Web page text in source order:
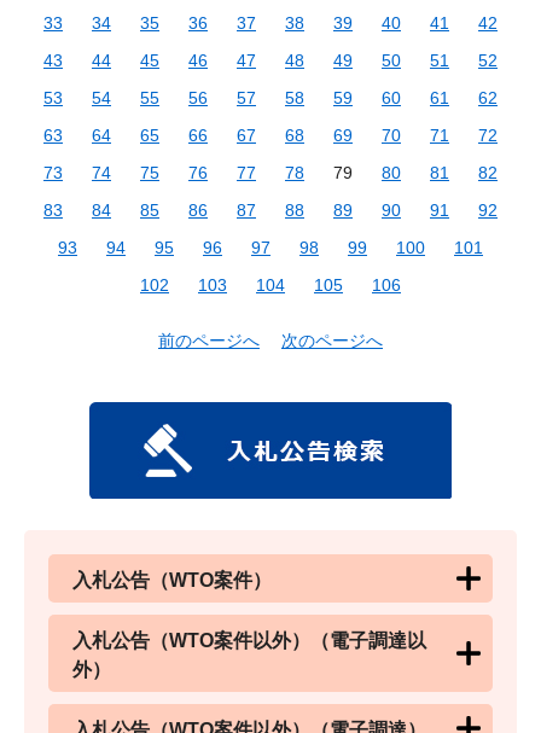
33
34 35 36 37 38 39 40 41
42
43
44 45 46 47 48 49 50 51
52
53
54 55 56 57 58 59 60 61
62
63
64 65 66 67 68 69 70 71
72
73
74 75 76 77 78 79 80 81
82
83
84 85 86 87 88 89 90 91
92
93
94 95 96 97 98 99 100
101
102
103 104 105 106
前のページへ 次のページへ
入札公告（WTO案件）
入札公告（WTO案件以外）（電子調達以
外）